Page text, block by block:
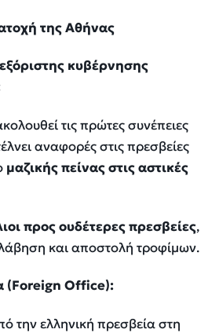
της Αθήνας
κυβέρνησης
τις πρώτες συνέπειες
αναφορές στις πρεσβείες
μαζικής πείνας στις αστικές
προς ουδέτερες πρεσβείες,
και αποστολή τροφίμων.
(Foreign Office):
την ελληνική πρεσβεία στη